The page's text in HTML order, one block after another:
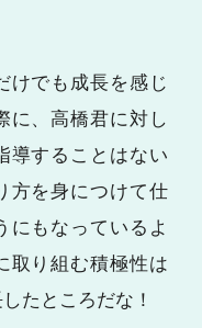
けでも成長を感じ
に、高橋君に対し
導することはない
方を身につけて仕
にもなっているよ
取り組む積極性は
たところだな！